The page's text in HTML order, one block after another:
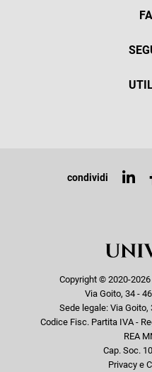
condividi
Copyright © 2020-
Via Goito, 34 -
Sede legale: Via
Codice Fisc. Partita IVA -
REA
Cap. Soc.
Privacy e